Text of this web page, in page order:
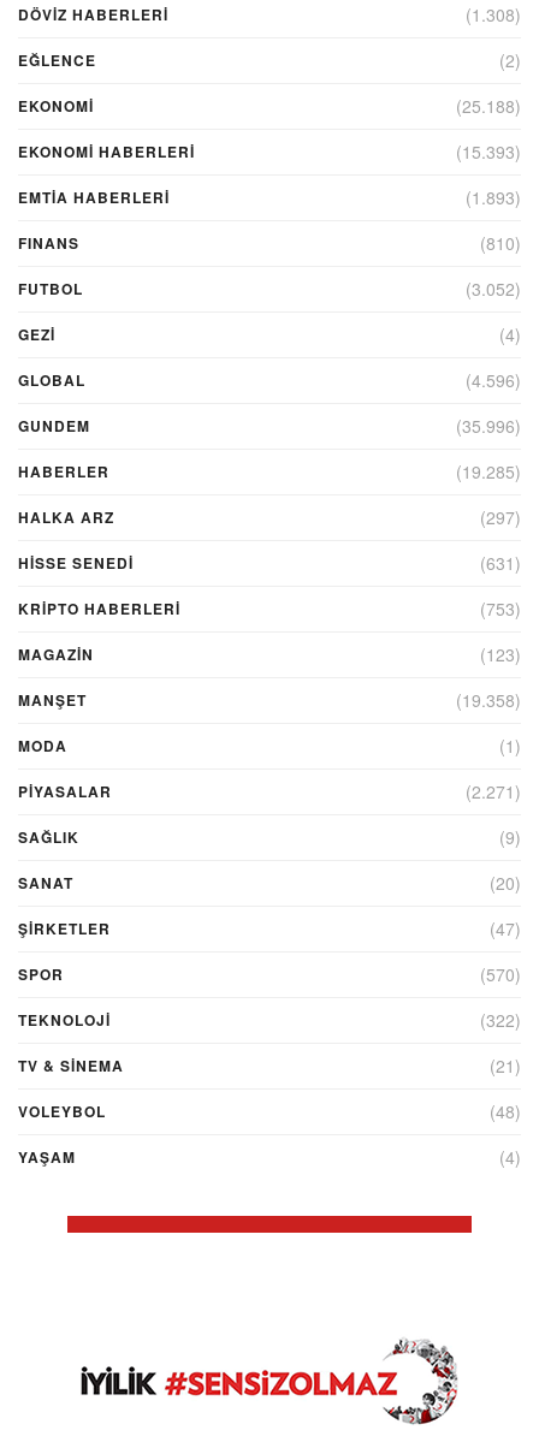
DÖVIZ HABERLERI (1.308)
EĞLENCE (2)
EKONOMİ (25.188)
EKONOMI HABERLERI (15.393)
EMTIA HABERLERI (1.893)
FINANS (810)
FUTBOL (3.052)
GEZI (4)
GLOBAL (4.596)
GUNDEM (35.996)
HABERLER (19.285)
HALKA ARZ (297)
HİSSE SENEDİ (631)
KRIPTO HABERLERI (753)
MAGAZİN (123)
MANŞET (19.358)
MODA (1)
PİYASALAR (2.271)
SAĞLIK (9)
SANAT (20)
ŞIRKETLER (47)
SPOR (570)
TEKNOLOJİ (322)
TV & SINEMA (21)
VOLEYBOL (48)
YAŞAM (4)